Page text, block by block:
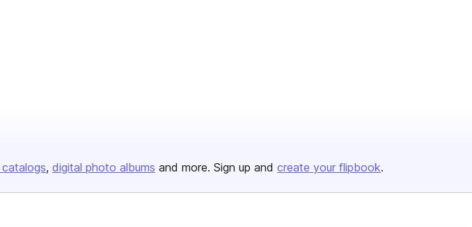
digital photo albums and more. Sign up and create your flipbook.